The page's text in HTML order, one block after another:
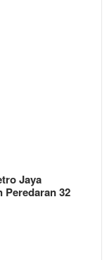
Jaya
Peredaran 32